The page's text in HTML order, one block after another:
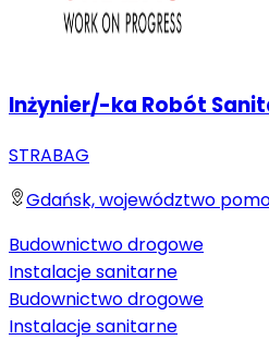
Inżynier/-ka Robót
STRABAG
Gdańsk, województwo
Budownictwo drogowe
Instalacje sanitarne
Budownictwo drogowe
Instalacje sanitarne